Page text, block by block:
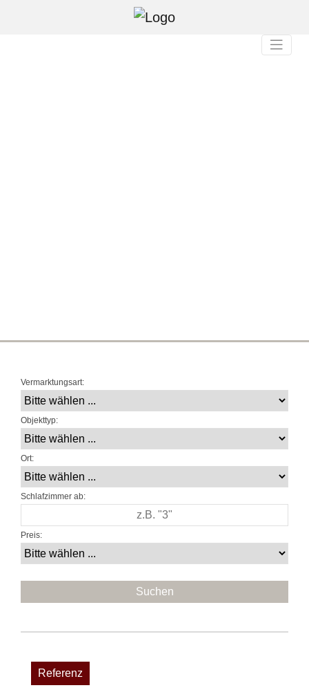
Vermarktungsart:
Objekttyp:
Ort:
Schlafzimmer ab:
Preis:
Referenz